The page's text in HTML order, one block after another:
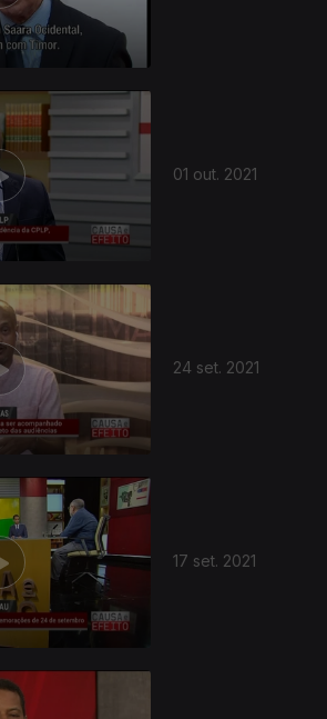
01 out. 2021
24 set. 2021
17 set. 2021